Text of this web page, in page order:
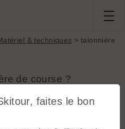
& techniques > talonnière
de course ?
faites le bon